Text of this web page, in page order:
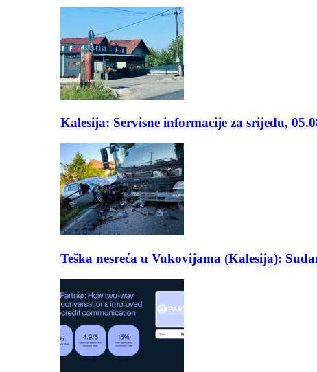
Kalesija: Servisne informacije za srijedu,
Teška nesreća u Vukovijama (Kalesija):